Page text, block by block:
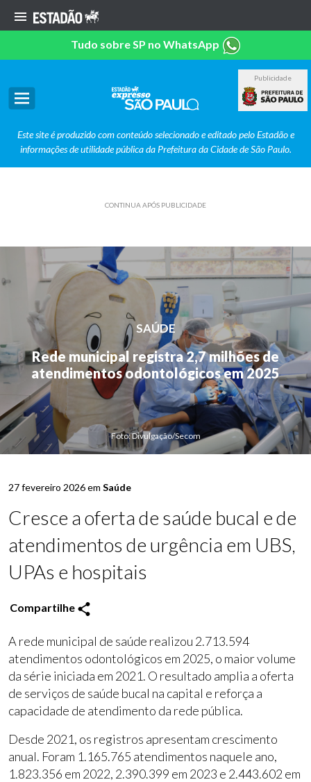
Tudo sobre SP no WhatsApp
Publicidade
Este site é produzido com conteúdo selecionado e editado pelo Estadão e
informações de utilidade pública da Prefeitura da Cidade de São Paulo.
CONTINUA APÓS PUBLICIDADE
SAÚDE
Rede municipal registra 2,7 milhões de
atendimentos odontológicos em 2025
Foto: Divulgação/Secom
27 fevereiro 2026 em Saúde
Cresce a oferta de saúde bucal e de
atendimentos de urgência em UBS,
UPAs e hospitais
Compartilhe
A rede municipal de saúde realizou 2.713.594
atendimentos odontológicos em 2025, o maior volume
da série iniciada em 2021. O resultado amplia a oferta
de serviços de saúde bucal na capital e reforça a
capacidade de atendimento da rede pública.
Desde 2021, os registros apresentam crescimento
anual. Foram 1.165.765 atendimentos naquele ano,
1.823.356 em 2022, 2.390.399 em 2023 e 2.443.602 em